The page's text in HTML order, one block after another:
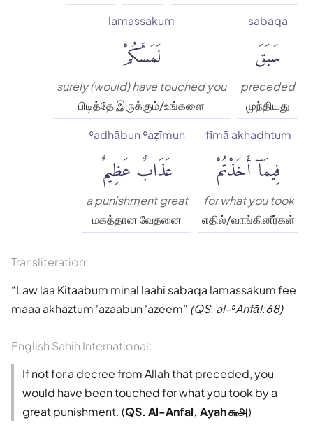
sabaqa
سَبَقَ
preceded
முந்தியது
lamassakum
لَمَسَّكُمْ
surely (would) have touched you
பிடித்தே இருக்கும்/உங்களை
fīmā akhadhtum
فِيمَآ أَخَذْتُمْ
for what you took
எதில்/வாங்கினீர்கள்
ʿadhābun ʿaẓīmun
عَذَابٌ عَظِيمٌ
a punishment great
மகத்தான வேதனை
Transliteration:
Law laa Kitaabum minal laahi sabaqa lamassakum fee
maaa akhaztum 'azaabun 'azeem (QS. al-ʾAnfāl:68)
English Sahih International:
If not for a decree from Allah that preceded, you
would have been touched for what you took by a
great punishment. (QS. Al-Anfal, Ayah ௬௮)